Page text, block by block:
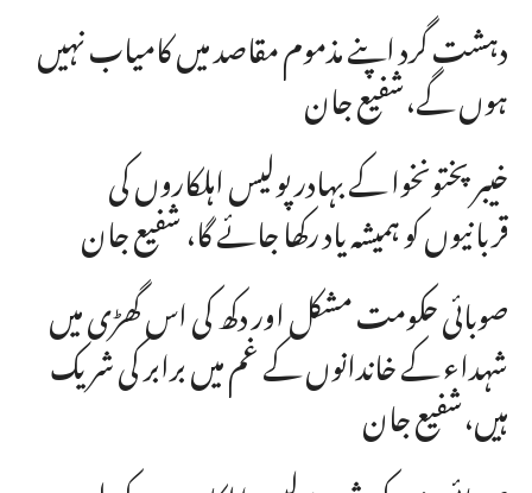
دہشت گرد اپنے مذموم مقاصد میں کامیاب نہیں
ہوں گے،شفیع جان
خیبرپختونخوا کے بہادر پولیس اہلکاروں کی
قربانیوں کو ہمیشہ یاد رکھا جائے گا، شفیع جان
صوبائی حکومت مشکل اور دکھ کی اس گھڑی میں
شہداء کے خاندانوں کے غم میں برابر کی شریک
ہیں،شفیع جان